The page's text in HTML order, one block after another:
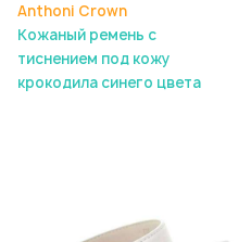
Anthoni Crown
Кожаный ремень с
тиснением под кожу
крокодила синего цвета